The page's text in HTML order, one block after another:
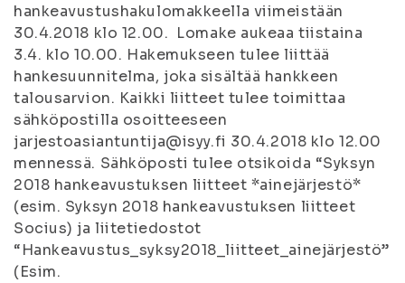
hankeavustushakulomakkeella viimeistään
30.4.2018 klo 12.00. Lomake aukeaa tiistaina
3.4. klo 10.00. Hakemukseen tulee liittää
hankesuunnitelma, joka sisältää hankkeen
talousarvion. Kaikki liitteet tulee toimittaa
sähköpostilla osoitteeseen
jarjestoasiantuntija@isyy.fi 30.4.2018 klo 12.00
mennessä. Sähköposti tulee otsikoida “Syksyn
2018 hankeavustuksen liitteet *ainejärjestö*
(esim. Syksyn 2018 hankeavustuksen liitteet
Socius) ja liitetiedostot
“Hankeavustus_syksy2018_liitteet_ainejärjestö”
(Esim.